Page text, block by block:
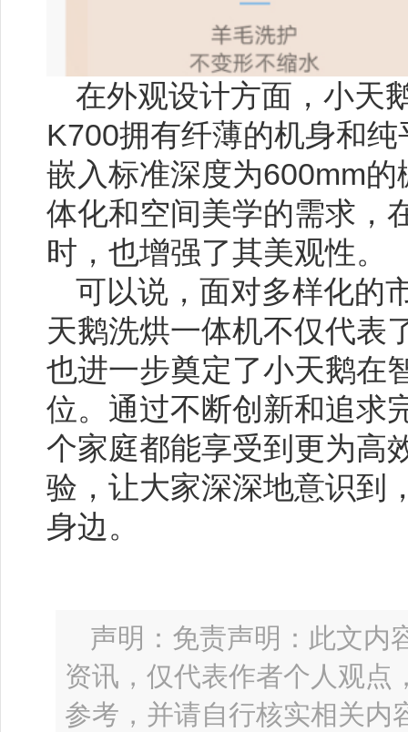
在外观设计方面，小天
K700拥有纤薄的机身和
嵌入标准深度为600mm
体化和空间美学的需求，
时，也增强了其美观性。
可以说，面对多样化的
天鹅洗烘一体机不仅代表
也进一步奠定了小天鹅在
位。通过不断创新和追求
个家庭都能享受到更为高
验，让大家深深地意识到
身边。
声明：免责声明：此文内
资讯，仅代表作者个人观点
参考，并请自行核实相关内